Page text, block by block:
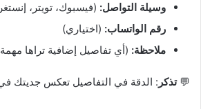
وسيلة التواصل: (فيسبوك، تويتر،
رقم الواتساب: (اختياري)
ملاحظة: (أي تفاصيل إضافية تراها
💬تذكر : الدقة في التفاصيل تعكس جديتك